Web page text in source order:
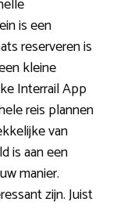
is een
reserveren is
kleine
Interrail App
reis plannen
van
is aan een
manier.
zijn. Juist